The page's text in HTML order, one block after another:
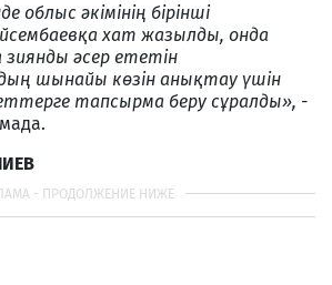
облыс әкімінің бірінші
хат жазылды, онда
әсер ететін
шынайы көзін анықтау үшін
тапсырма беру сұралды», -